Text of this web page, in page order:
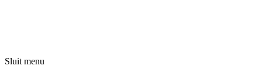
Sluit menu